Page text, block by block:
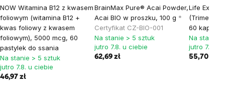
NOW Witamina B12 z kwasem
foliowym (witamina B12 +
kwas foliowy z kwasem
foliowym), 5000 mcg, 60
pastylek do ssania
Na stanie > 5 sztuk
jutro 7.8. u ciebie
46,97 zł
BrainMax Pure® Acai Powder,
Acai BIO w proszku, 100 g *
Certyfikat CZ-BIO-001
Na stanie > 5 sztuk
jutro 7.8. u ciebie
62,69 zł
Life
60
Na stanie
jutro 7.8. u
55,70 zł